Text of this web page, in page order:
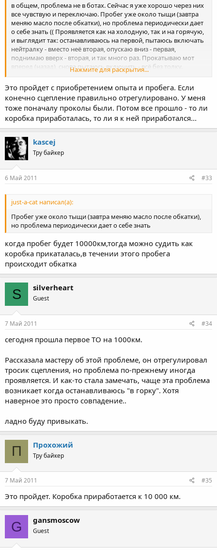
в общем, проблема не в ботах. Сейчас я уже хорошо через них
все чувствую и переключаю. Пробег уже около тыщи (завтра
меняю масло после обкатки), но проблема периодически дает
о себе знать (( Проявляется как на холодную, так и на горячую,
и выглядит так: останавливаюсь на первой, пытаюсь включать
нейтралку - вместо неё вторая, опускаю вниз - первая,
поднимаю вверх - вторая, и так много раз. Прокатываю мот
вперед (назад), снова пытаюсь включить - всё без толку.
Выключаю зажигание, включаю, а нейтральная передача все
не включается. В итоге я стартую на светофоре где-то между
первой и второй и глохну - вообще отличная ситуация (((((( да..
добавлю.. когда нейтральная не включается, то и с первой на
вторую и обратно как-то нечетко переключается, то есть по
ощущениям "лапка" плавает между ними(((
Нажмите для раскрытия...
Это пройдет с приобретением опыта и пробега. Если
конечно сцепление правильно отрегулировано. У меня
тоже поначалу проколы были. Потом все прошло - то ли
коробка приработалась, то ли я к ней приработался...
kascej
Тру байкер
6 Май 2011 #33
just-a-cat написал(а):
Пробег уже около тыщи (завтра меняю масло после обкатки),
но проблема периодически дает о себе знать
когда пробег будет 10000км,тогда можно судить как
коробка прикаталась,в течении этого пробега
происходит обкатка
S silverheart
Guest
7 Май 2011 #34
сегодня прошла первое ТО на 1000км.
Рассказала мастеру об этой проблеме, он отрегулировал
тросик сцепления, но проблема по-прежнему иногда
проявляется. И как-то стала замечать, чаще эта проблема
возникает когда останавливаюсь "в горку". Хотя
наверное это просто совпадение..
ладно буду привыкать.
П Прохожий
Тру байкер
7 Май 2011 #35
Это пройдет. Коробка приработается к 10 000 км.
G gansmoscow
Guest